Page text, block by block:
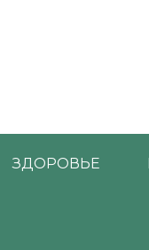
ЗДОРОВЬЕ